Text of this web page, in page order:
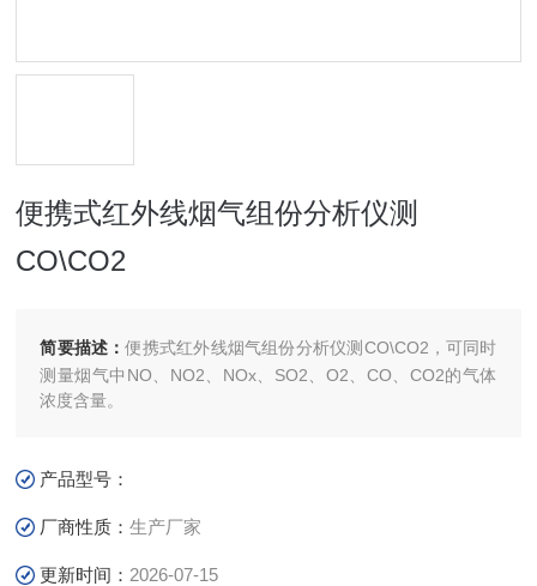
便携式红外线烟气组份分析仪测
CO\CO2
简要描述：便携式红外线烟气组份分析仪测CO\CO2，可同时
测量烟气中NO、NO2、NOx、SO2、O2、CO、CO2的气体
浓度含量。
产品型号：
厂商性质：生产厂家
更新时间： 2026-07-15